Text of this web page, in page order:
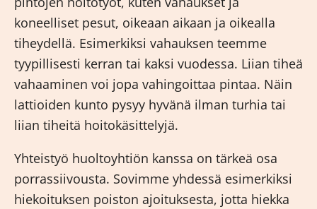
koneelliset pesut, oikeaan aikaan ja oikealla
tiheydellä. Esimerkiksi vahauksen teemme
tyypillisesti kerran tai kaksi vuodessa. Liian tiheä
vahaaminen voi jopa vahingoittaa pintaa. Näin
lattioiden kunto pysyy hyvänä ilman turhia tai
liian tiheitä hoitokäsittelyjä.
Yhteistyö huoltoyhtiön kanssa on tärkeä osa
porrassiivousta. Sovimme yhdessä esimerkiksi
hiekoituksen poiston ajoituksesta, jotta hiekka